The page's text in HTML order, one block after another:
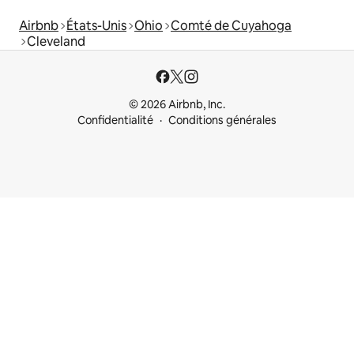
Airbnb États-Unis Ohio Comté de Cuyahoga
Cleveland
© 2026 Airbnb, Inc.
Confidentialité
Conditions générales